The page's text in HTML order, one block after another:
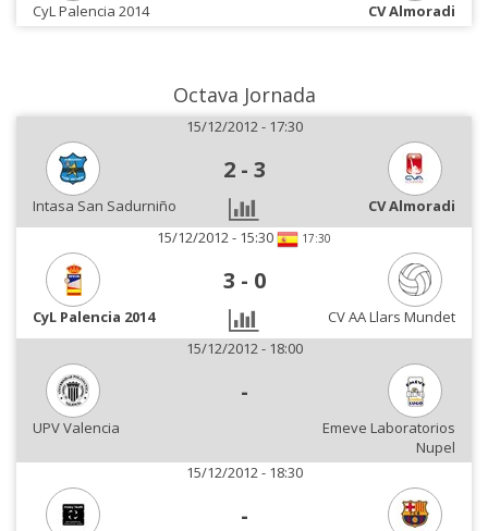
CyL Palencia 2014 CV Almoradi
Octava Jornada
15/12/2012 - 17:30
2 - 3
Intasa San Sadurniño
CV Almoradi
15/12/2012 - 15:30
17:30
3 - 0
CyL Palencia 2014
CV AA Llars Mundet
15/12/2012 - 18:00
-
UPV Valencia
Emeve Laboratorios
Nupel
15/12/2012 - 18:30
-